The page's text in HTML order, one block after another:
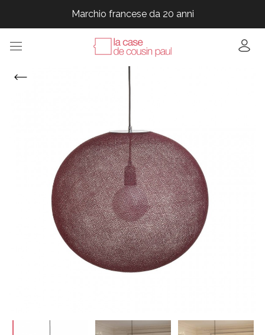
Marchio francese da 20 anni
Marchio francese da 20 anni
Marchio francese da 20 anni